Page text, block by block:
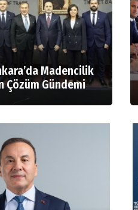
Madencilik
Çözüm Gündemi